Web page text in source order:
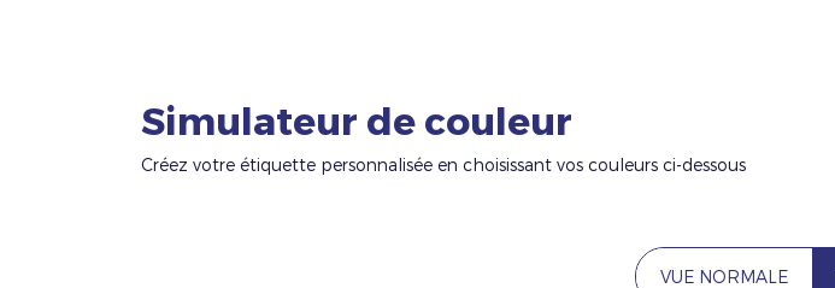
Simulateur de couleur
Créez votre étiquette personnalisée en choisissant vos couleurs ci-dessous
VUE NORMALE